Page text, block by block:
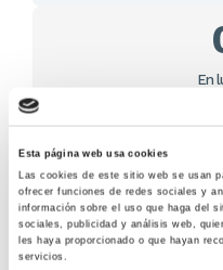
Esta página web usa cookies
Las cookies de este sitio web se usan
ofrecer funciones de redes sociales y
información sobre el uso que haga del
sociales, publicidad y análisis web,
les haya proporcionado o que hayan
servicios.
En
Importante:Envío gratis
(SIN IVA).